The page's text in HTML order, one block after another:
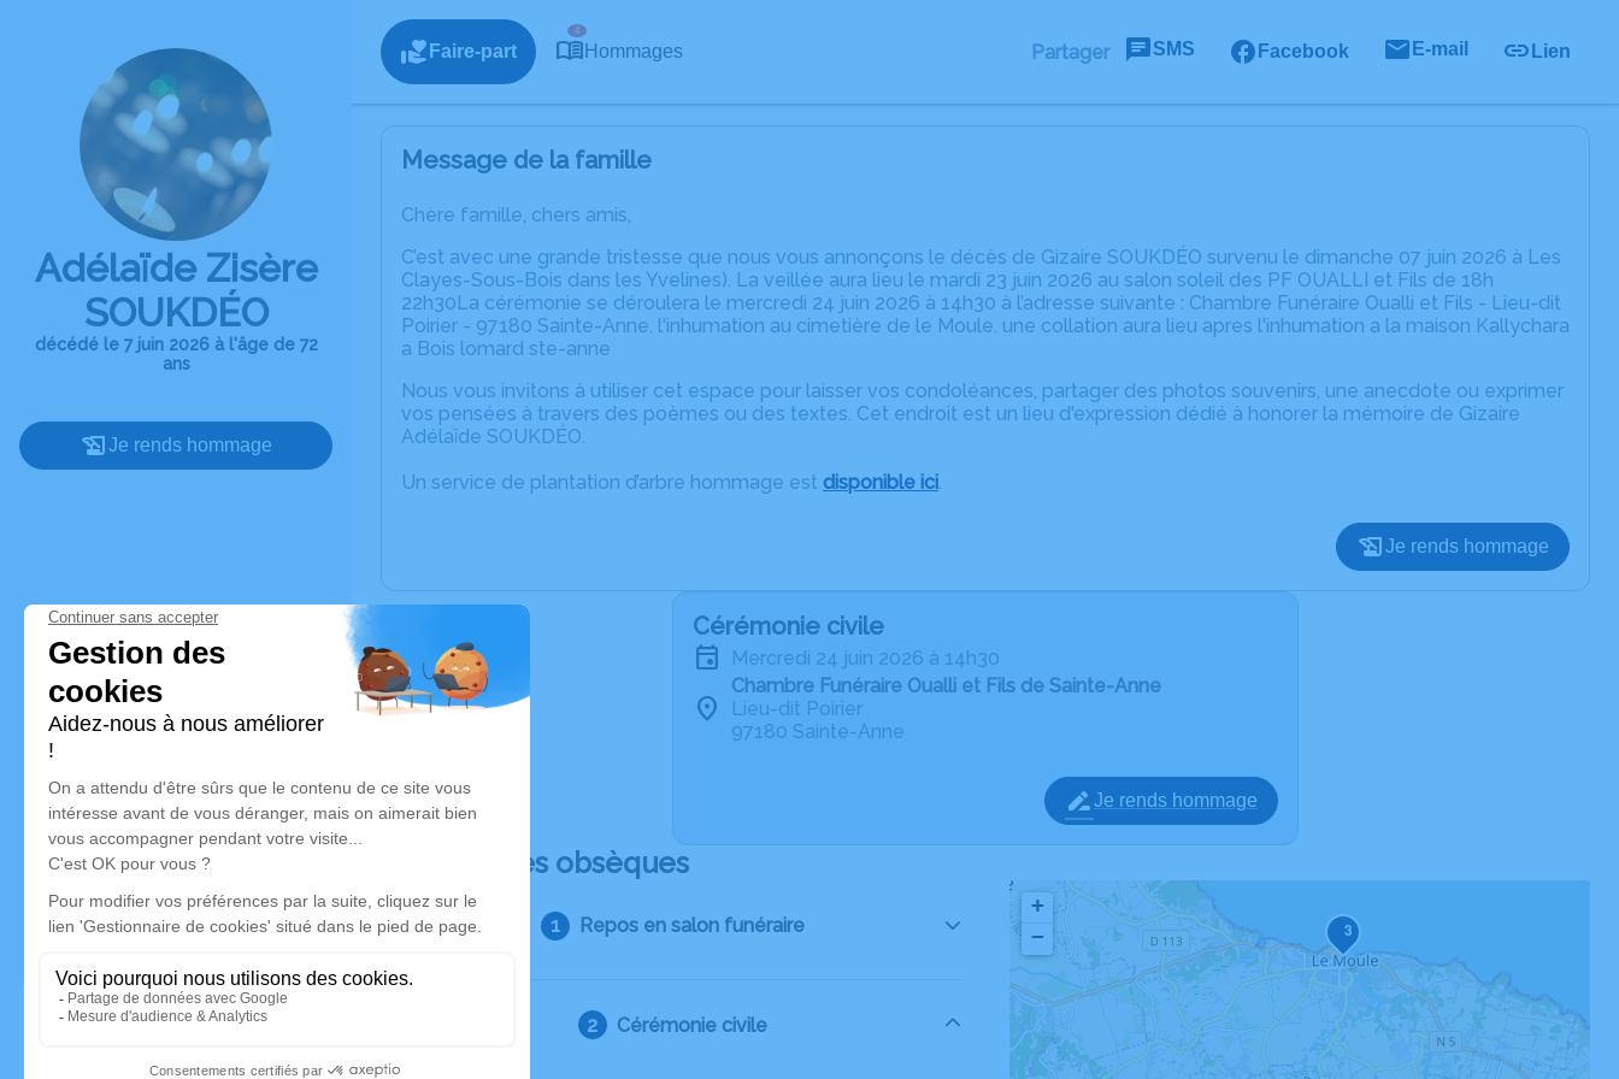
Adélaïde Zisère
SOUKDÉO
décédé le 7 juin 2026 à l'âge de 72
ans
Je rends hommage
Faire-part
4
Hommages Partager SMS Facebook E-mail Lien
Message de la famille
Chère famille, chers amis,
C’est avec une grande tristesse que nous vous annonçons le décès de Gizaire SOUKDÉO survenu le dimanche 07 juin 2026 à Les
Clayes-Sous-Bois dans les Yvelines). La veillée aura lieu le mardi 23 juin 2026 au salon soleil des PF OUALLI et Fils de 18h
22h30La cérémonie se déroulera le mercredi 24 juin 2026 à 14h30 à l’adresse suivante : Chambre Funéraire Oualli et Fils - Lieu-dit
Poirier - 97180 Sainte-Anne. l'inhumation au cimetière de le Moule. une collation aura lieu apres l'inhumation a la maison Kallychara
a Bois lomard ste-anne
Nous vous invitons à utiliser cet espace pour laisser vos condoléances, partager des photos souvenirs, une anecdote ou exprimer
vos pensées à travers des poèmes ou des textes. Cet endroit est un lieu d'expression dédié à honorer la mémoire de Gizaire
Adélaïde SOUKDÉO.
Un service de plantation d’arbre hommage est disponible ici.
Je rends hommage
Cérémonie civile
mercredi 24 juin 2026 à 14h30
Chambre Funéraire Oualli et Fils de Sainte-Anne
Lieu-dit Poirier
97180 Sainte-Anne
Je rends hommage
Déroulé des obsèques
Repos en salon funéraire
Cérémonie civile
3
+
−